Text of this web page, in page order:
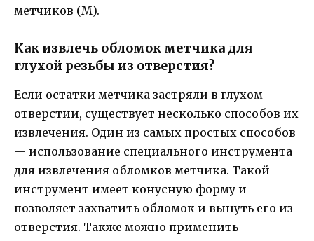
метчиков (М).
Как извлечь обломок метчика для
глухой резьбы из отверстия?
Если остатки метчика застряли в глухом
отверстии, существует несколько способов их
извлечения. Один из самых простых способов
— использование специального инструмента
для извлечения обломков метчика. Такой
инструмент имеет конусную форму и
позволяет захватить обломок и вынуть его из
отверстия. Также можно применить